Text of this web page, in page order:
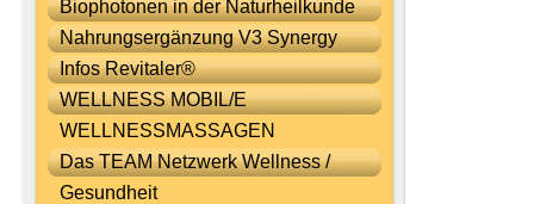
Biophotonen in der Naturheilkunde
Nahrungsergänzung V3 Synergy
Infos Revitaler®
WELLNESS MOBIL/E
WELLNESSMASSAGEN
Das TEAM Netzwerk Wellness /
Gesundheit